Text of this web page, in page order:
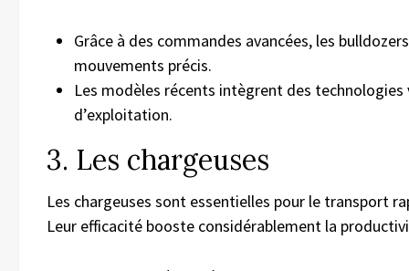
Grâce à des commandes avancées, les
mouvements précis.
Les modèles récents intègrent des
d’exploitation.
3. Les chargeuses
Les chargeuses sont essentielles pour le transport
Leur efficacité booste considérablement la